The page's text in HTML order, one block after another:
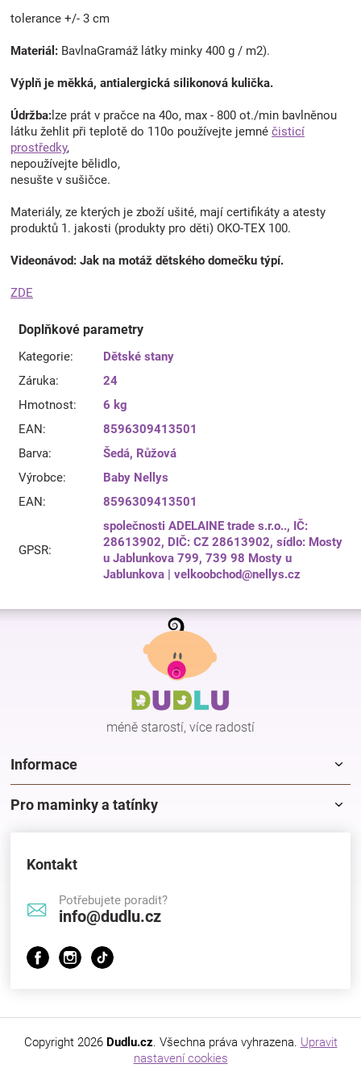
tolerance +/- 3 cm
Materiál: BavlnaGramáž látky minky 400 g / m2).
Výplň je měkká, antialergická silikonová kulička.
Údržba: lze prát v pračce na 40o, max - 800 ot./min bavlněnou
látku žehlit při teplotě do 110o používejte jemné čisticí
prostředky,
nepoužívejte bělidlo,
nesušte v sušičce.
Materiály, ze kterých je zboží ušité, mají certifikáty a atesty
produktů 1. jakosti (produkty pro děti) OKO-TEX 100.
Videonávod: Jak na motáž dětského domečku týpí.
ZDE
Doplňkové parametry
Kategorie:
Dětské stany
Záruka:
24
Hmotnost:
6 kg
EAN:
8596309413501
Barva: Šedá, Růžová
Výrobce:
Baby Nellys
EAN: 8596309413501
GPSR:
společnosti ADELAINE trade s.r.o.., IČ:
28613902, DIČ: CZ 28613902, sídlo: Mosty
u Jablunkova 799, 739 98 Mosty u
Jablunkova | velkoobchod@nellys.cz
Z
méně starostí, více radostí
Informace
Pro maminky a tatínky
Kontakt
Potřebujete poradit?
info@dudlu.cz
Copyright 2026 Dudlu.cz. Všechna práva vyhrazena. Upravit
nastavení cookies